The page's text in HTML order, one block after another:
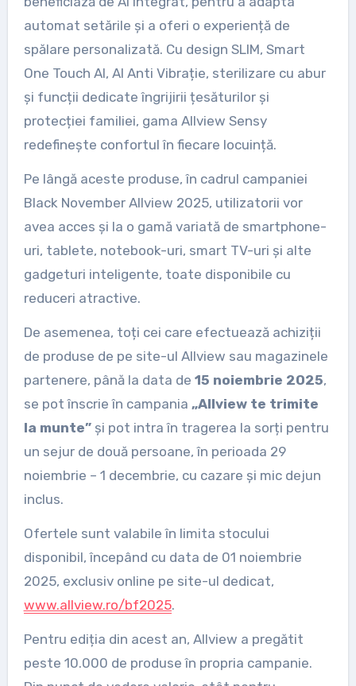
automat setările și a oferi o experiență de
spălare personalizată. Cu design SLIM, Smart
One Touch AI, AI Anti Vibrație, sterilizare cu abur
și funcții dedicate îngrijirii țesăturilor și
protecției familiei, gama Allview Sensy
redefinește confortul în fiecare locuință.
Pe lângă aceste produse, în cadrul campaniei
Black November Allview 2025, utilizatorii vor
avea acces și la o gamă variată de smartphone-
uri, tablete, notebook-uri, smart TV-uri și alte
gadgeturi inteligente, toate disponibile cu
reduceri atractive.
De asemenea, toți cei care efectuează achiziții
de produse de pe site-ul Allview sau magazinele
partenere, până la data de 15 noiembrie 2025,
se pot înscrie în campania „Allview te trimite
la munte”și pot intra în tragerea la sorți pentru
un sejur de două persoane, în perioada 29
noiembrie – 1 decembrie, cu cazare și mic dejun
inclus.
Ofertele sunt valabile în limita stocului
disponibil, începând cu data de 01 noiembrie
2025, exclusiv online pe site-ul dedicat,
www.allview.ro/bf2025.
Pentru ediția din acest an, Allview a pregătit
peste 10.000 de produse în propria campanie.